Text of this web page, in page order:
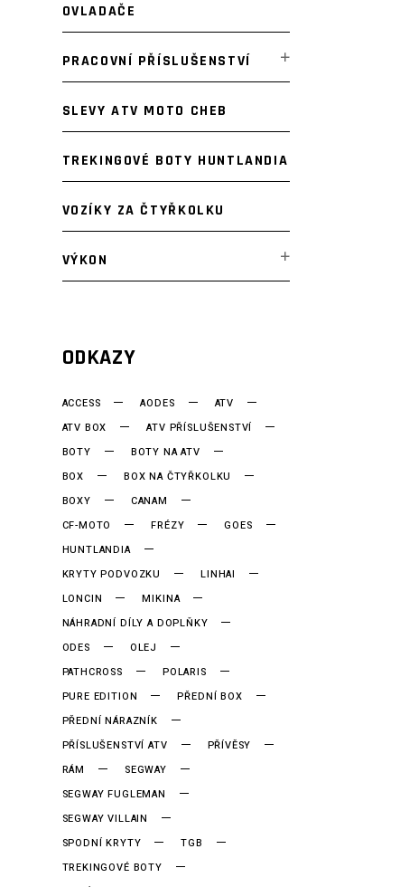
OVLADAČE
PRACOVNÍ PŘÍSLUŠENSTVÍ
SLEVY ATV MOTO CHEB
TREKINGOVÉ BOTY HUNTLANDIA
VOZÍKY ZA ČTYŘKOLKU
VÝKON
ODKAZY
ACCESS AODES
ATV
ATV BOX
ATV PŘÍSLUŠENSTVÍ
BOTY
BOTY NA ATV
BOX
BOX NA ČTYŘKOLKU
BOXY
CANAM
CF-MOTO
FRÉZY
GOES
HUNTLANDIA
KRYTY PODVOZKU
LINHAI
LONCIN
MIKINA
NÁHRADNÍ DÍLY A DOPLŇKY
ODES
OLEJ
PATHCROSS
POLARIS
PURE EDITION
PŘEDNÍ BOX
PŘEDNÍ NÁRAZNÍK
PŘÍSLUŠENSTVÍ ATV
PŘÍVĚSY
RÁM
SEGWAY
SEGWAY FUGLEMAN
SEGWAY VILLAIN
SPODNÍ KRYTY
TGB
TREKINGOVÉ BOTY